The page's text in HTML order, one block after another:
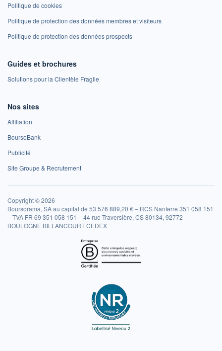
Politique de cookies
Politique de protection des données membres et visiteurs
Politique de protection des données prospects
Guides et brochures
Solutions pour la Clientèle Fragile
Nos sites
Affiliation
BoursoBank
Publicité
Site Groupe & Recrutement
Copyright © 2026
Boursorama, SA au capital de 53 576 889,20 € – RCS Nanterre 351 058 151
– TVA FR 69 351 058 151 – 44 rue Traversière, CS 80134, 92772
BOULOGNE BILLANCOURT CEDEX